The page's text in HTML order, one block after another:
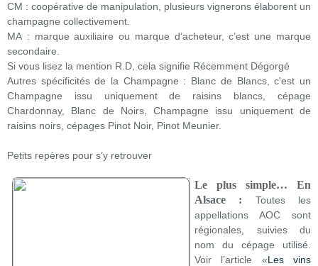
CM : coopérative de manipulation, plusieurs vignerons élaborent un
champagne collectivement.
MA : marque auxiliaire ou marque d’acheteur, c’est une marque
secondaire.
Si vous lisez la mention R.D, cela signifie Récemment Dégorgé
Autres spécificités de la Champagne : Blanc de Blancs, c'est un
Champagne issu uniquement de raisins blancs, cépage
Chardonnay, Blanc de Noirs, Champagne issu uniquement de
raisins noirs, cépages Pinot Noir, Pinot Meunier.
Petits repères pour s’y retrouver
Le plus simple… En
Alsace : Toutes les
appellations AOC sont
régionales, suivies du
nom du cépage utilisé.
Voir l’article «Les vins